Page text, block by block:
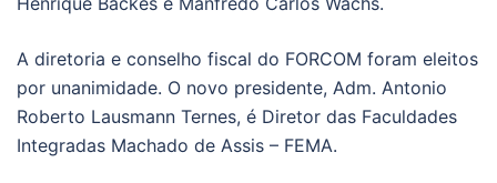
A diretoria e conselho fiscal do FORCOM foram eleitos
por unanimidade. O novo presidente, Adm. Antonio
Roberto Lausmann Ternes, é Diretor das Faculdades
Integradas Machado de Assis – FEMA.